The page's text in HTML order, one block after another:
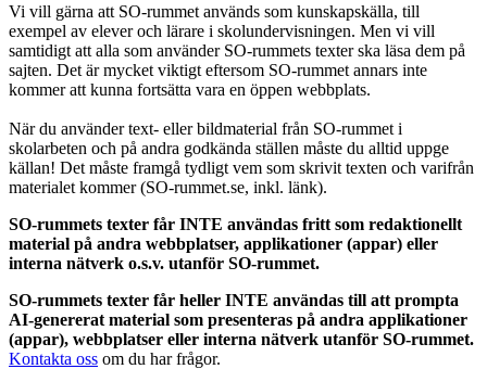
Vi vill gärna att SO-rummet används som kunskapskälla, till
exempel av elever och lärare i skolundervisningen. Men vi vill
samtidigt att alla som använder SO-rummets texter ska läsa dem på
sajten. Det är mycket viktigt eftersom SO-rummet annars inte
kommer att kunna fortsätta vara en öppen webbplats.
När du använder text- eller bildmaterial från SO-rummet i
skolarbeten och på andra godkända ställen måste du alltid uppge
källan! Det måste framgå tydligt vem som skrivit texten och varifrån
materialet kommer (SO-rummet.se, inkl. länk).
SO-rummets texter får INTE användas fritt som redaktionellt
material på andra webbplatser, applikationer (appar) eller
interna nätverk o.s.v. utanför SO-rummet.
SO-rummets texter får heller INTE användas till att prompta
AI-genererat material som presenteras på andra applikationer
(appar), webbplatser eller interna nätverk utanför SO-rummet.
Kontakta oss om du har frågor.